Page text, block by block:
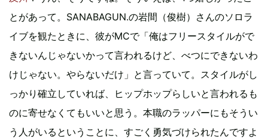
とがあって。SANABAGUN.の岩間（俊樹）さんのソロラ
イブを観たときに、彼がMCで「俺はフリースタイルがで
きないんじゃないかって言われるけど、べつにできないわ
けじゃない。やらないだけ」と言っていて。スタイルがし
っかり確立していれば、ヒップホップらしいと言われるも
のに寄せなくてもいいと思う。本職のラッパーにもそうい
う人がいるということに、すごく勇気づけられたんですよ